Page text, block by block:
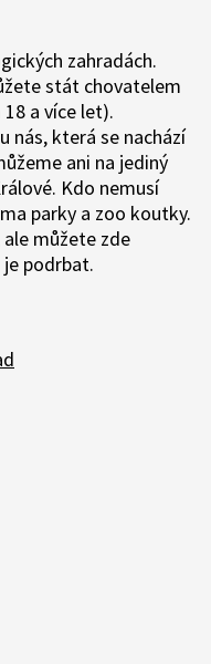
zahradách.
stát chovatelem
a více let).
nás, která se nachází
ani na jediný
Kdo nemusí
parky a zoo koutky.
můžete zde
podrbat.